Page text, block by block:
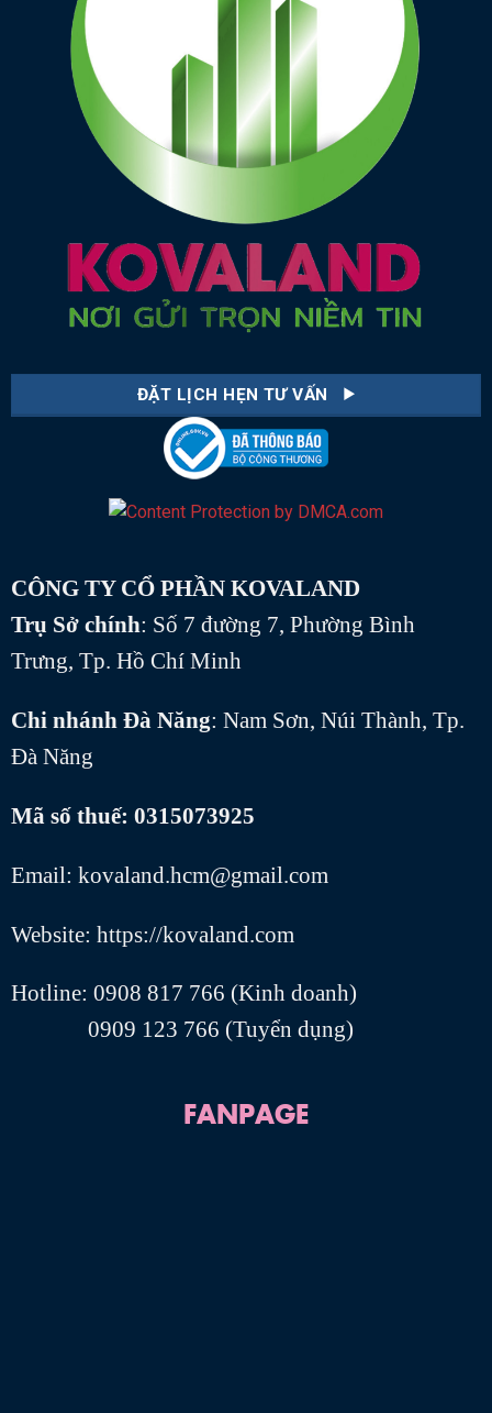
ĐẶT LỊCH HẸN TƯ VẤN
CÔNG TY CỔ PHẦN KOVALAND
Trụ Sở chính: Số 7 đường 7, Phường Bình
Trưng, Tp. Hồ Chí Minh
Chi nhánh Đà Năng: Nam Sơn, Núi Thành, Tp.
Đà Năng
Mã số thuế: 0315073925
Email: kovaland.hcm@gmail.com
Website: https://kovaland.com
Hotline: 0908 817 766 (Kinh doanh)
0909 123 766 (Tuyển dụng)
FANPAGE